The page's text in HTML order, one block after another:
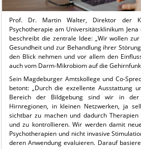
Prof. Dr. Martin Walter, Direktor der
Psychotherapie am Universitätsklinikum
beschreibt die zentrale Idee: „Wir wollen
Gesundheit und zur Behandlung ihrer
den Blick nehmen und vor allem den
auch vom Darm-Mikrobiom auf die
Sein Magdeburger Amtskollege und Co-
betont: „Durch die exzellente Ausstattung
Bereich der Bildgebung sind wir in der
Hirnregionen, in kleinen Netzwerken, ja
sichtbar zu machen und dadurch
und zu kontrollieren. Wir werden damit
Psychotherapien und nicht invasive
deren Anwendung evaluieren. Darauf